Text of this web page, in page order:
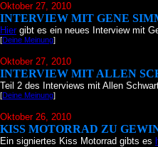
Oktober 27, 2010
INTERVIEW MIT GENE
Hiergibt es ein neues Interview mit
[Deine Meinung]
Oktober 27, 2010
INTERVIEW MIT ALLEN
Teil 2 des Interviews mit Allen
[Deine Meinung]
Oktober 26, 2010
KISS MOTORRAD ZU
Ein signiertes Kiss Motorrad gibts es